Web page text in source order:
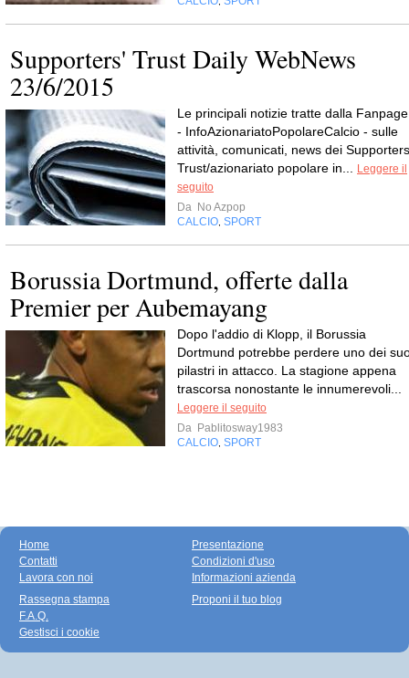
Supporters' Trust Daily WebNews
23/6/2015
Le principali notizie tratte dalla Fanpage
- InfoAzionariatoPopolareCalcio - sulle
attività, comunicati, news dei
Trust/azionariato popolare in...
Leggere il
seguito
Da No Azpop
CALCIO SPORT
Borussia Dortmund, offerte dalla
Premier per Aubemayang
Dopo l'addio di Klopp, il Borussia
Dortmund potrebbe perdere uno dei
pilastri in attacco. La stagione appena
trascorsa nonostante le innumerevoli...
Leggere il seguito
Da Pablitosway1983
CALCIO SPORT
Home
Contatti
Lavora con noi
Presentazione
Condizioni d'uso
Informazioni azienda
Rassegna stampa
F.A.Q.
Gestisci i cookie
Proponi il tuo blog